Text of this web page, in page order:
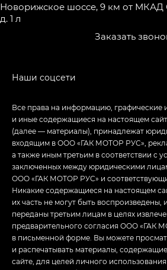
Новорижское шоссе, 9 км от МКАД
д. 1 л
Заказать
Все права на информацию, графические
и иные содержащиеся на настоящем
(далее — материалы), принадлежат
входящим в ООО «ГАК МОТОР РУС»,
а также иным третьим в соответствии с
заключенных между юридическими
ООО «ГАК МОТОР РУС» и
Никакие содержащиеся на настоящем
их часть не могут быть воспроизведены,
переданы третьим лицам в целях
предварительного согласия ООО «ГАК
в письменной форме. Вы можете
и распечатывать материалы,
сайте, для целей личного